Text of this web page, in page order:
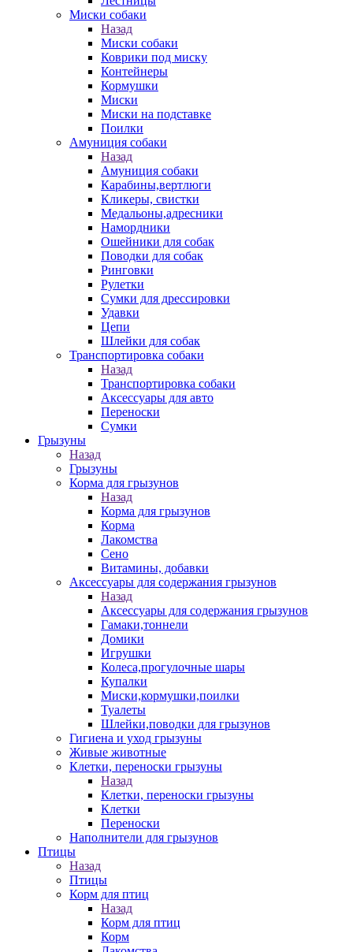
Миски собаки
Назад
Миски собаки
Коврики под миску
Контейнеры
Кормушки
Миски
Миски на подставке
Поилки
Амуниция собаки
Назад
Амуниция собаки
Карабины,вертлюги
Кликеры, свистки
Медальоны,адресники
Намордники
Ошейники для собак
Поводки для собак
Ринговки
Рулетки
Сумки для дрессировки
Удавки
Цепи
Шлейки для собак
Транспортировка собаки
Назад
Транспортировка собаки
Аксессуары для авто
Переноски
Сумки
Грызуны
Назад
Грызуны
Корма для грызунов
Назад
Корма для грызунов
Корма
Лакомства
Сено
Витамины, добавки
Аксессуары для содержания грызунов
Назад
Аксессуары для содержания грызунов
Гамаки,тоннели
Домики
Игрушки
Колеса,прогулочные шары
Купалки
Миски,кормушки,поилки
Туалеты
Шлейки,поводки для грызунов
Гигиена и уход грызуны
Живые животные
Клетки, переноски грызуны
Назад
Клетки, переноски грызуны
Клетки
Переноски
Наполнители для грызунов
Птицы
Назад
Птицы
Корм для птиц
Назад
Корм для птиц
Корм